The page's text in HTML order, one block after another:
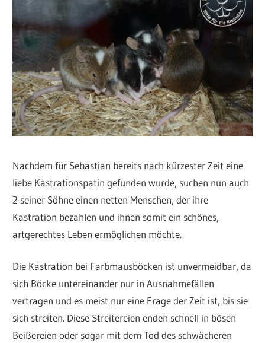
Nachdem für Sebastian bereits nach kürzester Zeit eine
liebe Kastrationspatin gefunden wurde, suchen nun auch
2 seiner Söhne einen netten Menschen, der ihre
Kastration bezahlen und ihnen somit ein schönes,
artgerechtes Leben ermöglichen möchte.
Die Kastration bei Farbmausböcken ist unvermeidbar, da
sich Böcke untereinander nur in Ausnahmefällen
vertragen und es meist nur eine Frage der Zeit ist, bis sie
sich streiten. Diese Streitereien enden schnell in bösen
Beißereien oder sogar mit dem Tod des schwächeren